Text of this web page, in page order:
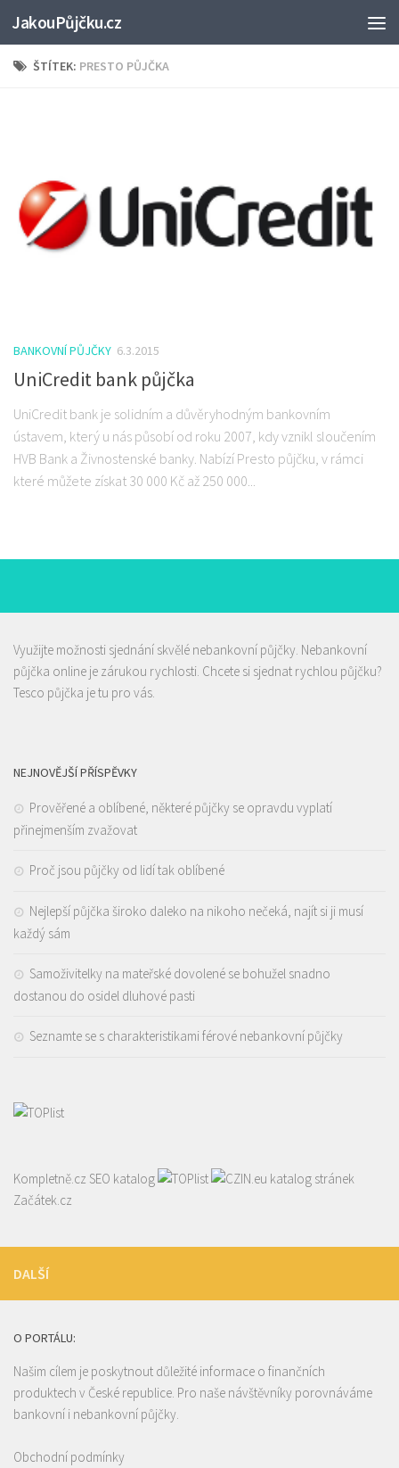
JakouPůjčku.cz
ŠTÍTEK: PRESTO PŮJČKA
BANKOVNÍ PŮJČKY 6.3.2015
UniCredit bank půjčka
UniCredit bank je solidním a důvěryhodným bankovním
ústavem, který u nás působí od roku 2007, kdy vznikl sloučením
HVB Bank a Živnostenské banky. Nabízí Presto půjčku, v rámci
které můžete získat 30 000 Kč až 250 000...
Využijte možnosti sjednání skvělé nebankovní půjčky. Nebankovní
půjčka online je zárukou rychlosti. Chcete si sjednat rychlou půjčku?
Tesco půjčka je tu pro vás.
NEJNOVĚJŠÍ PŘÍSPĚVKY
Prověřené a oblíbené, některé půjčky se opravdu vyplatí
přinejmenším zvažovat
Proč jsou půjčky od lidí tak oblíbené
Nejlepší půjčka široko daleko na nikoho nečeká, najít si ji musí
každý sám
Samoživitelky na mateřské dovolené se bohužel snadno
dostanou do osidel dluhové pasti
Seznamte se s charakteristikami férové nebankovní půjčky
Kompletně.cz SEO katalog
katalog stránek
Začátek.cz
DALŠÍ
O PORTÁLU:
Našim cílem je poskytnout důležité informace o finančních
produktech v České republice. Pro naše návštěvníky porovnáváme
bankovní i nebankovní půjčky.
Obchodní podmínky